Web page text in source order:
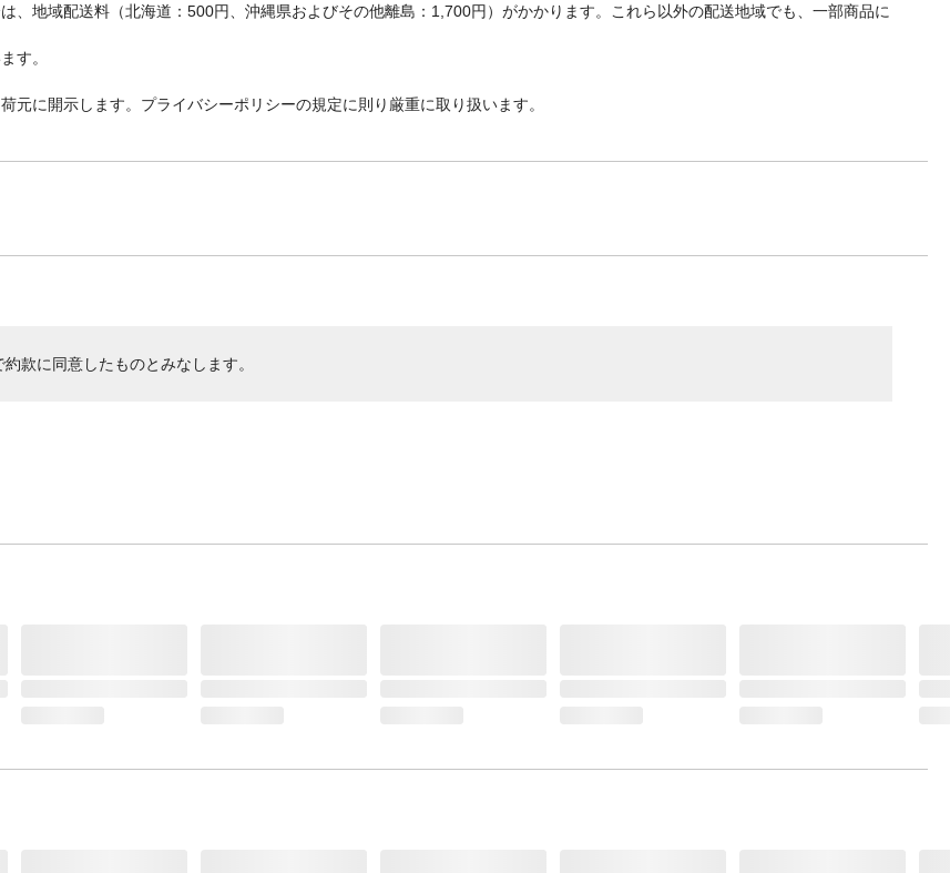
、地域配送料（北海道：500円、沖縄県およびその他離島：1,700円）がかかります。これら以外の配送地域でも、一部商品に
す。
に開示します。プライバシーポリシーの規定に則り厳重に取り扱います。
款に同意したものとみなします。